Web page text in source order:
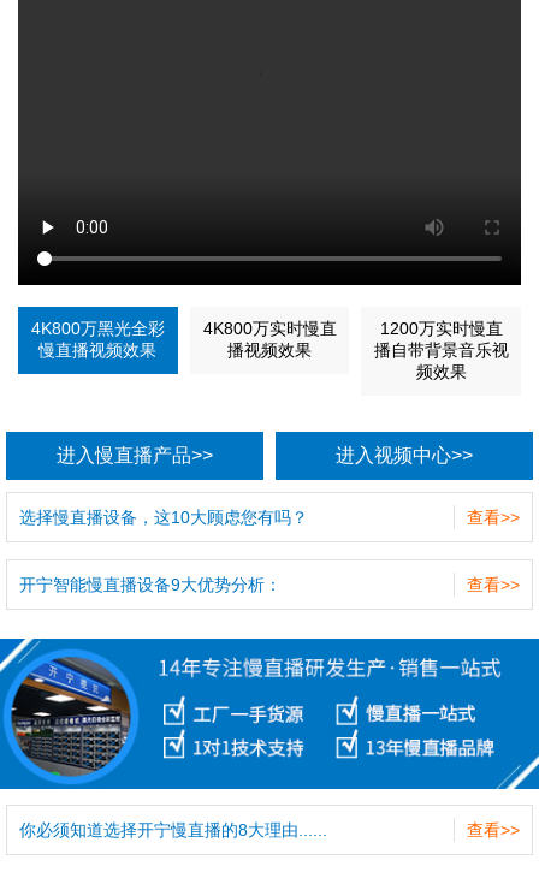
4K800万黑光全彩
慢直播视频效果
4K800万实时慢直
播视频效果
1200万实时慢直
播自带背景音乐视
频效果
进入慢直播产品>> 进入视频中心>>
查看>>
选择慢直播设备，这10大顾虑您有吗？
查看>>
开宁智能慢直播设备9大优势分析：
查看>>
你必须知道选择开宁慢直播的8大理由......